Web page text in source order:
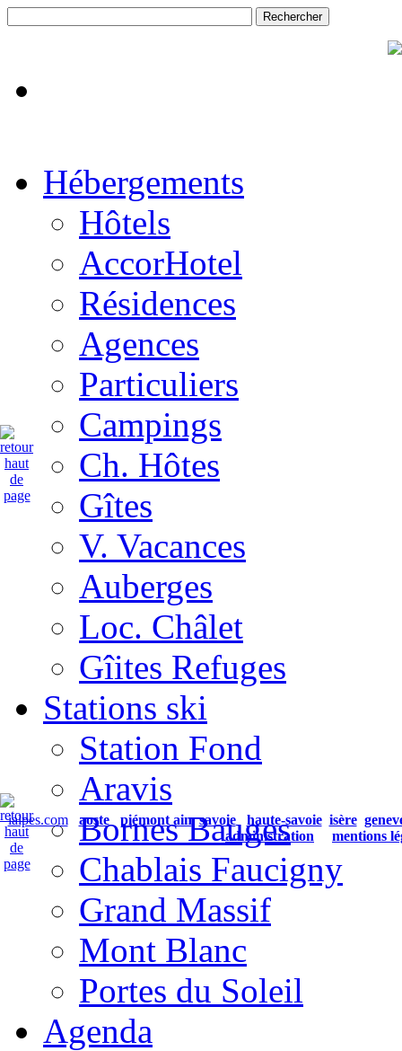
ialpes.com aoste piémont ain savoie haute-savoie isère
administration
mentions
Hébergements
Hôtels
AccorHotel
Résidences
Agences
Particuliers
Campings
Ch. Hôtes
Gîtes
V. Vacances
Auberges
Loc. Châlet
Gîites Refuges
Stations ski
Station Fond
Aravis
Bornes Bauges
Chablais Faucigny
Grand Massif
Mont Blanc
Portes du Soleil
Agenda